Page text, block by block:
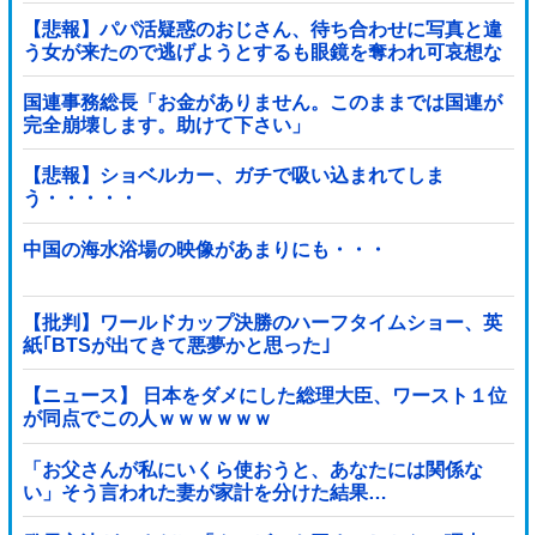
【悲報】パパ活疑惑のおじさん、待ち合わせに写真と違
う女が来たので逃げようとするも眼鏡を奪われ可哀想な
ことになっているところを激写されてしまう…
国連事務総長「お金がありません。このままでは国連が
完全崩壊します。助けて下さい」
【悲報】ショベルカー、ガチで吸い込まれてしま
う・・・・・
中国の海水浴場の映像があまりにも・・・
【批判】ワールドカップ決勝のハーフタイムショー、英
紙｢BTSが出てきて悪夢かと思った｣
【ニュース】 日本をダメにした総理大臣、ワースト１位
が同点でこの人ｗｗｗｗｗｗ
「お父さんが私にいくら使おうと、あなたには関係な
い」そう言われた妻が家計を分けた結果…